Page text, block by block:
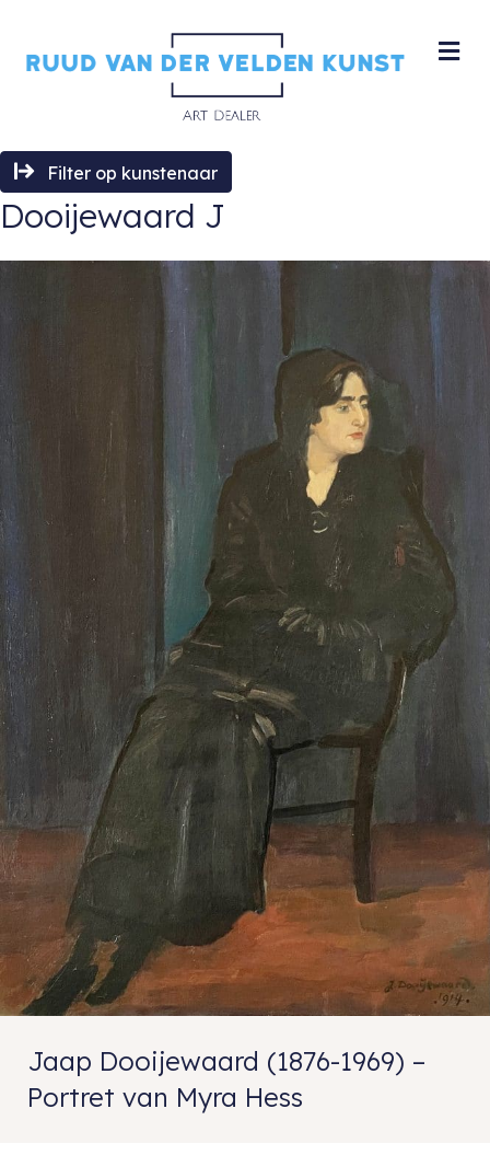
Filter op kunstenaar
Dooijewaard J
Jaap Dooijewaard (1876-1969) –
Portret van Myra Hess